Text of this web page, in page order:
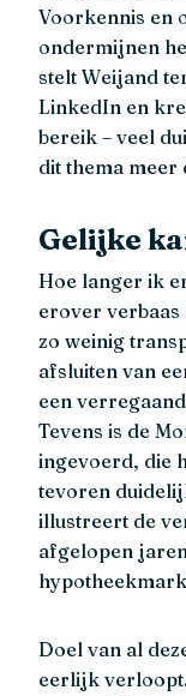
Voorkennis en
ondermijnen
stelt Weijand
LinkedIn en
bereik – veel
dit thema meer
Gelijke
Hoe langer ik
erover
zo weinig
afsluiten van
een
Tevens is de
ingevoerd, die
tevoren
illustreert de
afgelopen
Doel van al
eerlijk